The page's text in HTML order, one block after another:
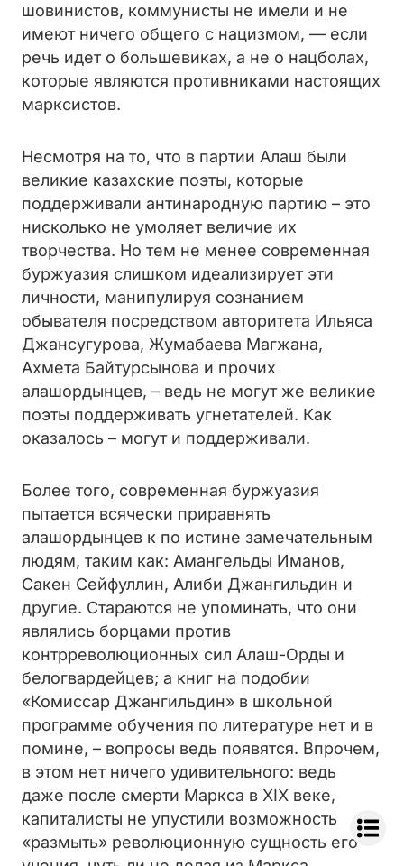
шовинистов, коммунисты не имели и не
имеют ничего общего с нацизмом, — если
речь идет о большевиках, а не о нацболах,
которые являются противниками настоящих
марксистов.
Несмотря на то, что в партии Алаш были
великие казахские поэты, которые
поддерживали антинародную партию – это
нисколько не умоляет величие их
творчества. Но тем не менее современная
буржуазия слишком идеализирует эти
личности, манипулируя сознанием
обывателя посредством авторитета Ильяса
Джансугурова, Жумабаева Магжана,
Ахмета Байтурсынова и прочих
алашордынцев, – ведь не могут же великие
поэты поддерживать угнетателей. Как
оказалось – могут и поддерживали.
Более того, современная буржуазия
пытается всячески приравнять
алашордынцев к по истине замечательным
людям, таким как: Амангельды Иманов,
Сакен Сейфуллин, Алиби Джангильдин и
другие. Стараются не упоминать, что они
являлись борцами против
контрреволюционных сил Алаш-Орды и
белогвардейцев; а книг на подобии
«Комиссар Джангильдин» в школьной
программе обучения по литературе нет и в
помине, – вопросы ведь появятся. Впрочем,
в этом нет ничего удивительного: ведь
даже после смерти Маркса в XIX веке,
капиталисты не упустили возможность
«размыть» революционную сущность его